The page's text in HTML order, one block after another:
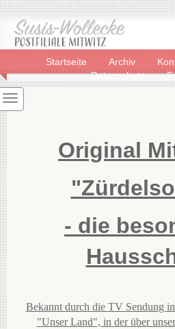
Startseite Archiv
Datenschutz
Original
- die
Bekannt durch die TV Sendung
"Unser Land", in der über